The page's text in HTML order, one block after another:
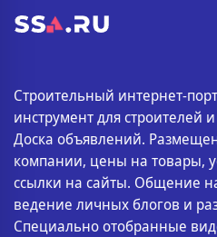
Строительный интернет-
инструмент для строителей
Доска объявлений.
компании, цены на товары,
ссылки на сайты. Общение
ведение личных блогов и
Специально отобранные